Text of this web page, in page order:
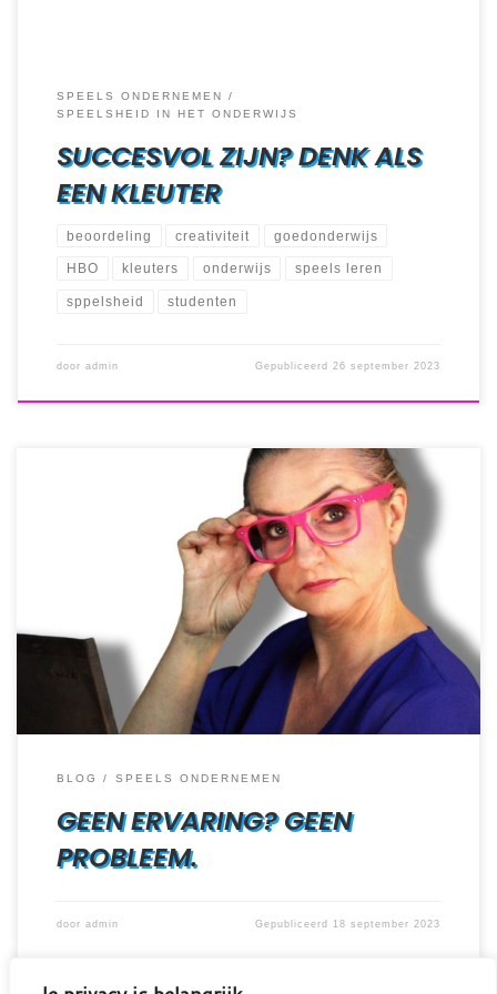
SPEELS ONDERNEMEN
SPEELSHEID IN HET ONDERWIJS
SUCCESVOL ZIJN? DENK ALS
EEN KLEUTER
beoordeling creativiteit goedonderwijs
HBO kleuters onderwijs speels leren
sppelsheid studenten
door admin Gepubliceerd26 september 2023
hoe transformeer je een droom, een passie tot een bloeiende
onderneming; door te spelen natuurlijk. Speelse mindset zorgt
voor een blije ondernemer
BLOG SPEELS ONDERNEMEN
GEEN ERVARING? GEEN
PROBLEEM.
door admin Gepubliceerd 18 september 2023